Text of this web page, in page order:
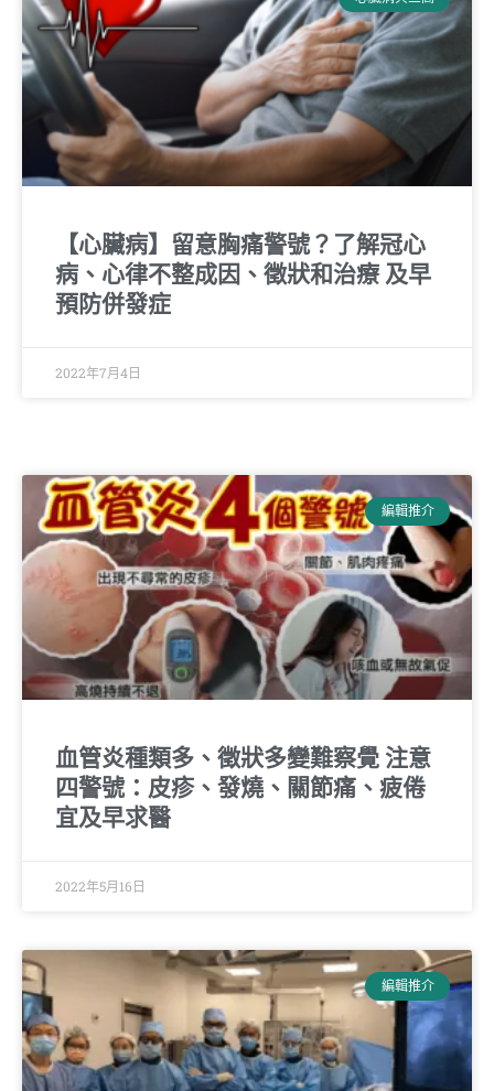
【心臟病】留意胸痛警號？了解冠心
病、心律不整成因、徵狀和治療 及早
預防併發症
2022年7月4日
編輯推介
血管炎種類多、徵狀多變難察覺 注意
四警號：皮疹、發燒、關節痛、疲倦
宜及早求醫
2022年5月16日
編輯推介